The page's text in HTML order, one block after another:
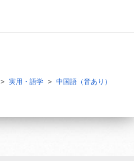
実用・語学 中国語（音あり）